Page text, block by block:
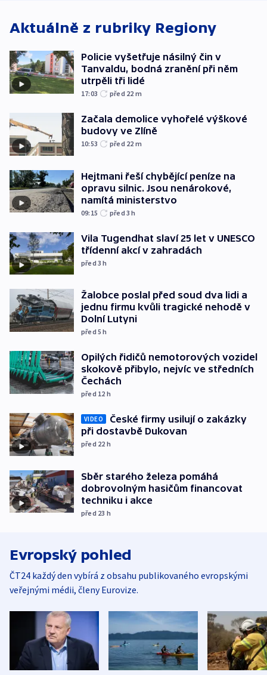
Aktuálně z rubriky Regiony
Policie vyšetřuje násilný čin v
Tanvaldu, bodná zranění při něm
utrpěli tři lidé
17:03 před 22 m
Začala demolice vyhořelé výškové
budovy ve Zlíně
10:53 před 22 m
Hejtmani řeší chybějící peníze na
opravu silnic. Jsou nenárokové,
namítá ministerstvo
09:15 před 3h
Vila Tugendhat slaví 25 let v UNESCO
třídenní akcí v zahradách
před 3h
Žalobce poslal před soud dva lidi a
jednu firmu kvůli tragické nehodě v
Dolní Lutyni
před 5h
Opilých řidičů nemotorových vozidel
skokově přibylo, nejvíc ve středních
Čechách
před 12 h
VIDEO
České firmy usilují o zakázky
při dostavbě Dukovan
před 22 h
Sběr starého železa pomáhá
dobrovolným hasičům financovat
techniku i akce
před 23 h
Evropský pohled
ČT24 každý den vybírá z obsahu publikovaného evropskými
veřejnými médii, členy Eurovize.